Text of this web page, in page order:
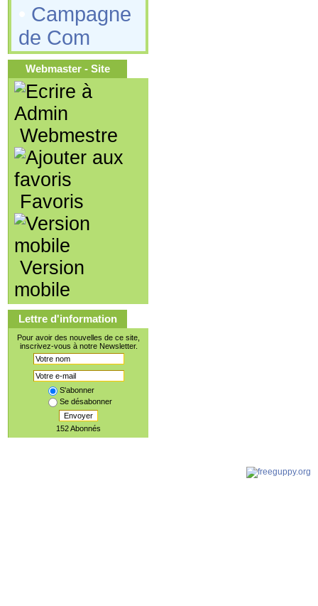
Campagne
de Com
Webmaster - Site
Webmestre
Favoris
Version
mobile
Lettre d'information
Pour avoir des nouvelles de ce site,
inscrivez-vous à notre Newsletter.
S'abonner
Se désabonner
Envoyer
152 Abonnés